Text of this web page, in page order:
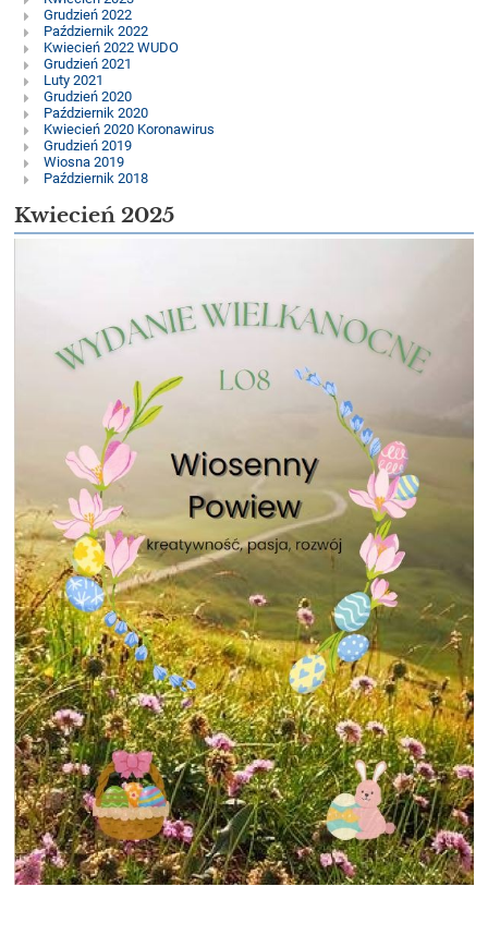
Grudzień 2022
Październik 2022
Kwiecień 2022 WUDO
Grudzień 2021
Luty 2021
Grudzień 2020
Październik 2020
Kwiecień 2020 Koronawirus
Grudzień 2019
Wiosna 2019
Październik 2018
Kwiecień 2025